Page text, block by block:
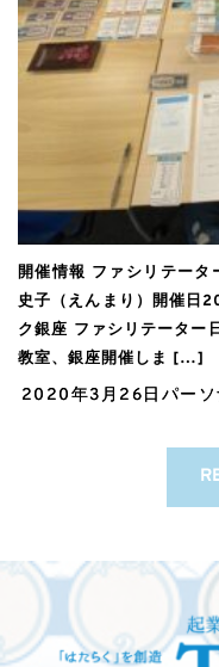
開催情報 ファシリテー
史子（えんまり）開催日
ク銀座 ファシリテーター
教室、銀座開催しま […]
2020年3月26日パーソ